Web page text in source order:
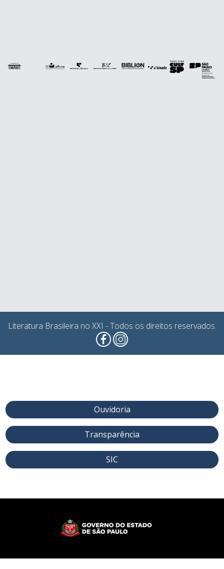
Literatura Brasileira no XXI - Todos os direitos reservados.
Ouvidoria
Transparência
SIC